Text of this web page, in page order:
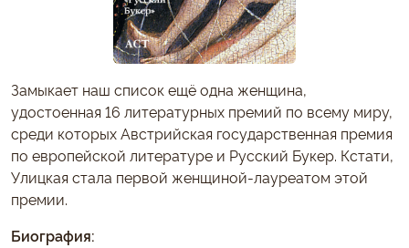
Замыкает наш список ещё одна женщина,
удостоенная 16 литературных премий по всему миру,
среди которых Австрийская государственная премия
по европейской литературе и Русский Букер. Кстати,
Улицкая стала первой женщиной-лауреатом этой
премии.
Биография: